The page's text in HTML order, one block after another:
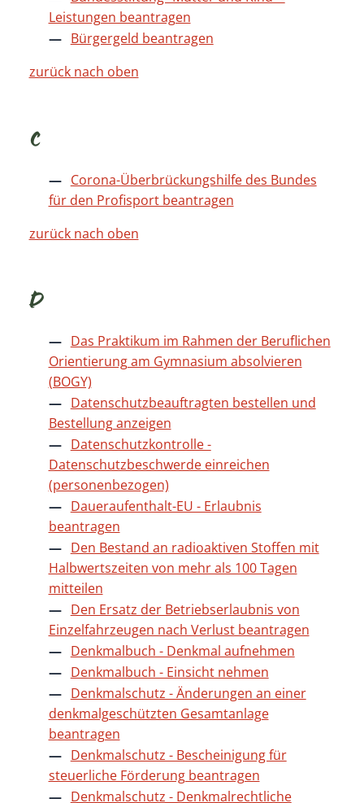
Leistungen beantragen
Bürgergeld beantragen
zurück nach oben
C
Corona-Überbrückungshilfe des Bundes
für den Profisport beantragen
zurück nach oben
D
Das Praktikum im Rahmen der Beruflichen
Orientierung am Gymnasium absolvieren
(BOGY)
Datenschutzbeauftragten bestellen und
Bestellung anzeigen
Datenschutzkontrolle -
Datenschutzbeschwerde einreichen
(personenbezogen)
Daueraufenthalt-EU - Erlaubnis
beantragen
Den Bestand an radioaktiven Stoffen mit
Halbwertszeiten von mehr als 100 Tagen
mitteilen
Den Ersatz der Betriebserlaubnis von
Einzelfahrzeugen nach Verlust beantragen
Denkmalbuch - Denkmal aufnehmen
Denkmalbuch - Einsicht nehmen
Denkmalschutz - Änderungen an einer
denkmalgeschützten Gesamtanlage
beantragen
Denkmalschutz - Bescheinigung für
steuerliche Förderung beantragen
Denkmalschutz - Denkmalrechtliche